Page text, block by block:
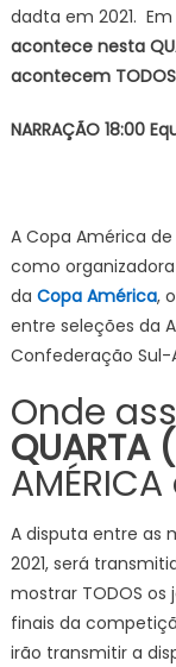
dadta em 2021. Em
acontece nesta
acontecem TODOS
NARRAÇÃO 18:00
A Copa América de
como
da Copa América,
entre seleções da
Confederação Sul-
Onde
A disputa entre as
2021, será
mostrar TODOS os
finais da
irão transmitir a